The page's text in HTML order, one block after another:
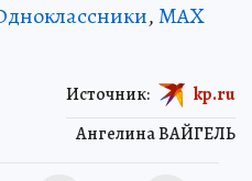
,MAX
Ангелина ВАЙГЕЛЬ
Источник: kp.ru